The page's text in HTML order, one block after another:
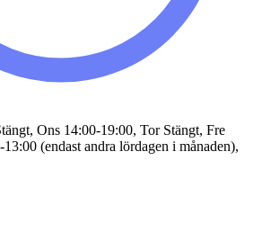
Ons 14:00-19:00, Tor Stängt, Fre
(endast andra lördagen i månaden),